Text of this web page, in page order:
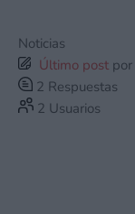
Noticias
Último post por
2 Respuestas
2 Usuarios